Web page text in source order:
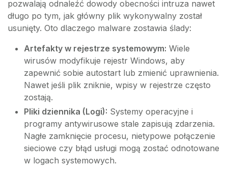
pozwalają odnaleźć dowody obecności intruza nawet
długo po tym, jak główny plik wykonywalny został
usunięty. Oto dlaczego malware zostawia ślady:
Artefakty w rejestrze systemowym: Wiele
wirusów modyfikuje rejestr Windows, aby
zapewnić sobie autostart lub zmienić uprawnienia.
Nawet jeśli plik zniknie, wpisy w rejestrze często
zostają.
Pliki dziennika (Logi): Systemy operacyjne i
programy antywirusowe stale zapisują zdarzenia.
Nagłe zamknięcie procesu, nietypowe połączenie
sieciowe czy błąd usługi mogą zostać odnotowane
w logach systemowych.